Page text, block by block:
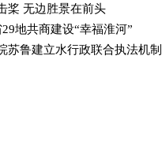
桨 无边胜景在前头
地共商建设“幸福淮河”
苏鲁建立水行政联合执法机制